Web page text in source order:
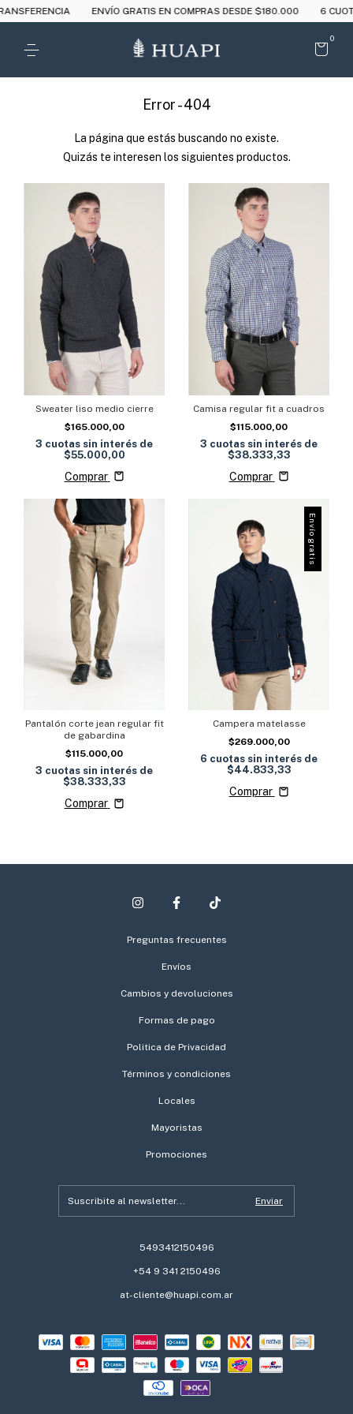
ENVÍO GRATIS EN COMPRAS DESDE $180.000 6
0
Error - 404
La página que estás buscando no existe.
Quizás te interesen los siguientes productos.
Sweater liso medio cierre
$165.000,00
3 cuotas sin interés de
$55.000,00
Comprar
Camisa regular fit a cuadros
$115.000,00
3 cuotas sin interés de
$38.333,33
Comprar
Pantalón corte jean regular fit
de gabardina
$115.000,00
3 cuotas sin interés de
$38.333,33
Comprar
Envío gratis
Campera matelasse
$269.000,00
6 cuotas sin interés de
$44.833,33
Comprar
Preguntas frecuentes
Envíos
Cambios y devoluciones
Formas de pago
Politica de Privacidad
Términos y condiciones
Locales
Mayoristas
Promociones
5493412150496
+54 9 341 2150496
at-cliente@huapi.com.ar